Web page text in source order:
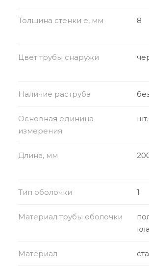
Толщина стенки e, мм 8
Цвет трубы снаружи
Наличие раструба
Основная единица
измерения
шт.
Длина, мм
Тип оболочки 1
Материал трубы оболочки
Материал